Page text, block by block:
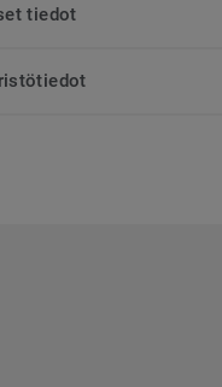
tiedot